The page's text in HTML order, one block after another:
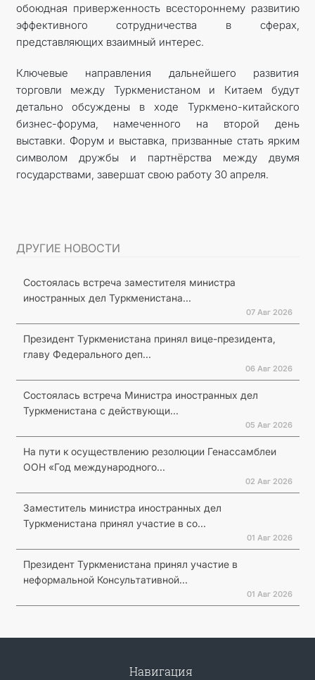
обоюдная приверженность всестороннему развитию
эффективного сотрудничества в сферах,
представляющих взаимный интерес.
Ключевые направления дальнейшего развития
торговли между Туркменистаном и Китаем будут
детально обсуждены в ходе Туркмено-китайского
бизнес-форума, намеченного на второй день
выставки. Форум и выставка, призванные стать ярким
символом дружбы и партнёрства между двумя
государствами, завершат свою работу 30 апреля.
ДРУГИЕ НОВОСТИ
Состоялась встреча заместителя министра
иностранных дел Туркменистана...
07 Авг 2026
Президент Туркменистана принял вице-президента,
главу Федерального деп...
06 Авг 2026
Состоялась встреча Министра иностранных дел
Туркменистана с действующи...
05 Авг 2026
На пути к осуществлению резолюции Генассамблеи
ООН «Год международного...
02 Авг 2026
Заместитель министра иностранных дел
Туркменистана принял участие в со...
01 Авг 2026
Президент Туркменистана принял участие в
неформальной Консультативной...
01 Авг 2026
Навигация